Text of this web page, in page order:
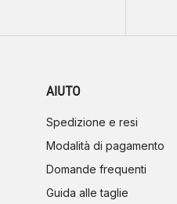
AIUTO
Spedizione e resi
Modalità di pagamento
Domande frequenti
Guida alle taglie